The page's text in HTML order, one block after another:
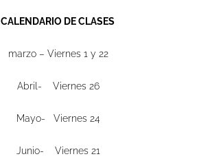
CALENDARIO DE CLASES
marzo – Viernes 1 y 22
Abril- Viernes 26
Mayo- Viernes 24
Junio- Viernes 21